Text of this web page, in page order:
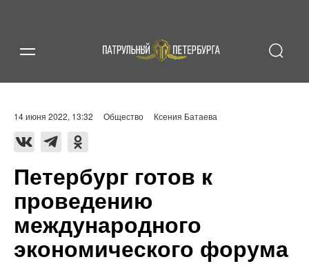
14 июня 2022, 13:32 Общество Ксения Батаева
Петербург готов к
проведению
международного
экономического форума